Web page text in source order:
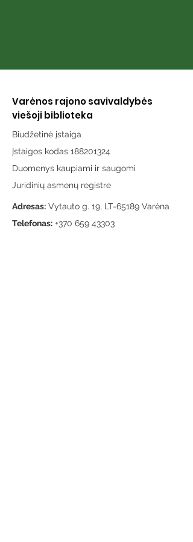
Varėnos rajono savivaldybės
viešoji biblioteka
Biudžetinė įstaiga
Įstaigos kodas 188201324
Duomenys kaupiami ir saugomi
Juridinių asmenų registre
Adresas: Vytauto g. 19, LT-65189 Varėna
Telefonas: +370 659 43303